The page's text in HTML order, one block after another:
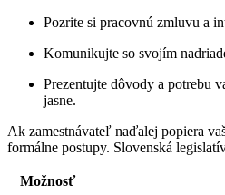
Pozrite si pracovnú zmluvu a
Komunikujte so svojím
Prezentujte dôvody a potrebu
jasne.
Ak zamestnávateľ naďalej popiera
formálne postupy. Slovenská
Možnosť